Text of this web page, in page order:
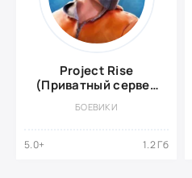
Project Rise
(Приватный сервер
БОЕВИКИ
5.0+ 1.2 Гб